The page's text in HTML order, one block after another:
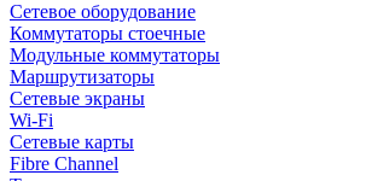
Сетевое оборудование
Коммутаторы стоечные
Модульные коммутаторы
Маршрутизаторы
Сетевые экраны
Wi-Fi
Сетевые карты
Fibre Channel